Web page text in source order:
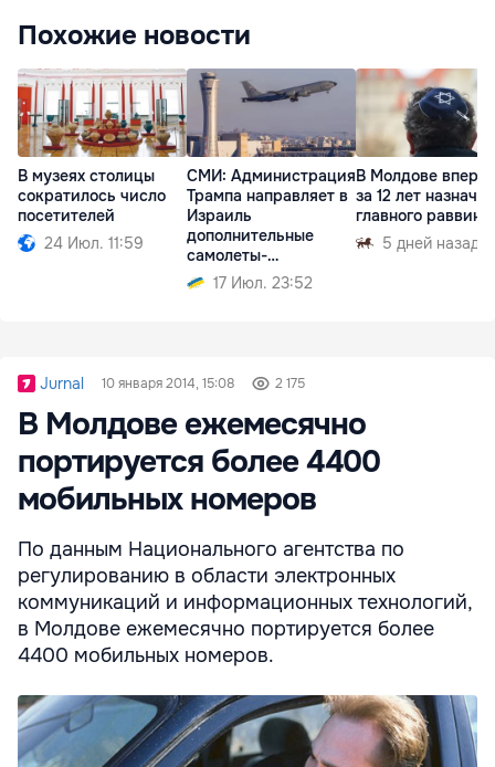
Похожие новости
В музеях столицы
сократилось число
посетителей
24 Июл. 11:59
СМИ: Администрация
Трампа направляет в
Израиль
дополнительные
самолеты-
заправщики
17 Июл. 23:52
В Молдове
за 12 лет назначат
главного раввина
5 дней назад
Jurnal 10 января 2014, 15:08 2 175
В Молдове ежемесячно
портируется более 4400
мобильных номеров
По данным Национального агентства по
регулированию в области электронных
коммуникаций и информационных технологий,
в Молдове ежемесячно портируется более
4400 мобильных номеров.